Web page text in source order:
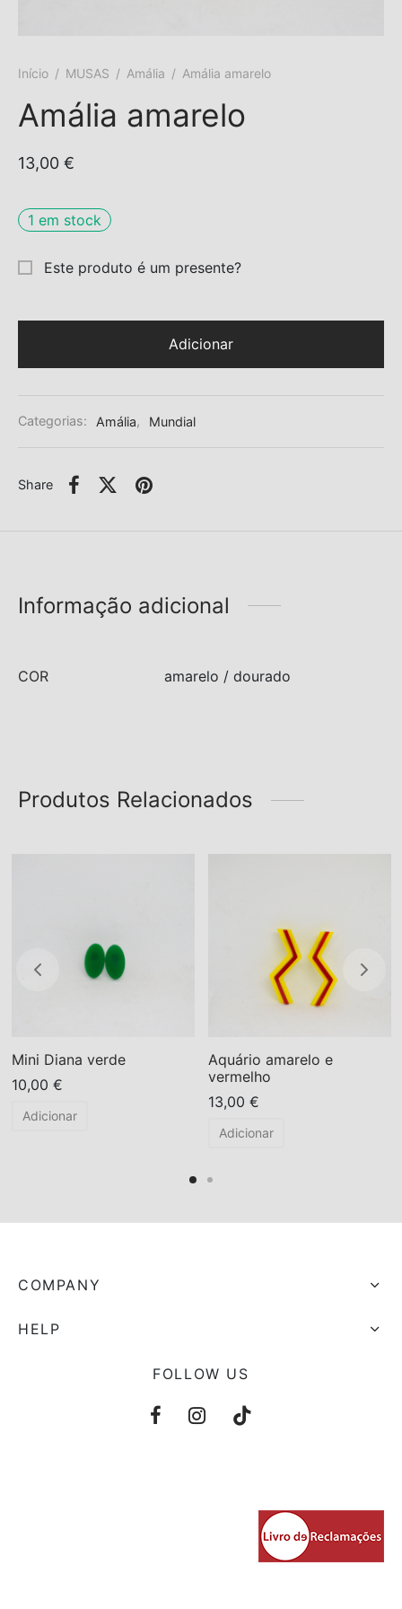
Início / MUSAS / Amália / Amália amarelo
Amália amarelo
13,00 €
1 em stock
Este produto é um presente?
Adicionar
Categorias: Amália, Mundial
Share
Informação adicional
COR amarelo / dourado
Produtos Relacionados
Mini Diana verde
10,00 €
Adicionar
Aquário amarelo e
vermelho
13,00 €
Adicionar
COMPANY
HELP
FOLLOW US
Moks
Rebuliços